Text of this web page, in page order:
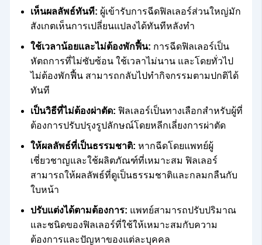
เห็นผลลัพธ์ทันที: ผู้เข้ารับการฉีดฟิลเลอร์ส่วนใหญ่มัก
สังเกตเห็นการเปลี่ยนแปลงได้ทันทีหลังทำ
ใช้เวลาน้อยและไม่ต้องพักฟื้น: การฉีดฟิลเลอร์เป็น
หัตถการที่ไม่ซับซ้อน ใช้เวลาไม่นาน และโดยทั่วไป
ไม่ต้องพักฟื้น สามารถกลับไปทำกิจกรรมตามปกติได้
ทันที
เป็นวิธีที่ไม่ต้องผ่าตัด: ฟิลเลอร์เป็นทางเลือกสำหรับผู้ที่
ต้องการปรับปรุงรูปลักษณ์โดยหลีกเลี่ยงการผ่าตัด
ให้ผลลัพธ์ที่เป็นธรรมชาติ: หากฉีดโดยแพทย์ผู้
เชี่ยวชาญและใช้ผลิตภัณฑ์ที่เหมาะสม ฟิลเลอร์
สามารถให้ผลลัพธ์ที่ดูเป็นธรรมชาติและกลมกลืนกับ
ใบหน้า
ปรับแต่งได้ตามต้องการ: แพทย์สามารถปรับปริมาณ
และชนิดของฟิลเลอร์ที่ใช้ให้เหมาะสมกับความ
ต้องการและปัญหาของแต่ละบุคคล